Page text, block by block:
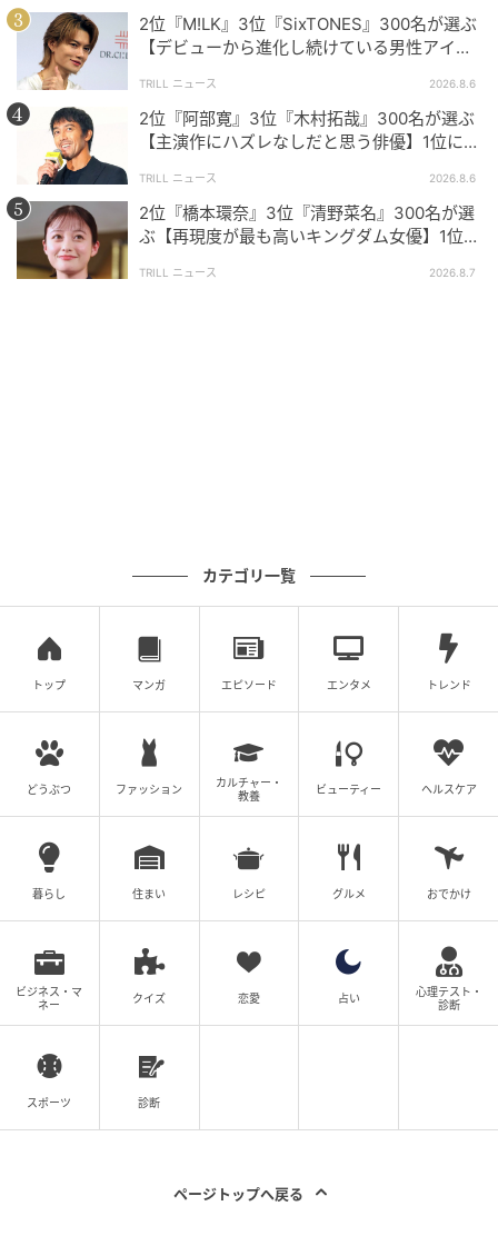
ってきました。あなた自身にも思い当たる“沼落ちエピ
ソード”はありましたか？これからも推しへの愛情は尽
きそうにありませんね。
※本記事は、自社で募集したアンケートの回答者300名
の意見を集計した結果に基づき制作しています。社会
全体の意見を代表、あるいは断定するものではないこ
とを、あらかじめご了承ください。
#1 お義姉さんたちくるって、私話したよ
ね？ ねぇ、それでも…
の記事をもっとみる
2位『M!LK』3位『SixTONES』300名が選ぶ
【デビューから進化し続けている男性アイド
TRILL ニュース 2026.8.6
2位『阿部寛』3位『木村拓哉』300名が選ぶ
【主演作にハズレなしだと思う俳優】1位に
TRILL ニュース 2026.8.6
2位『橋本環奈』3位『清野菜名』300名が選
ぶ【再現度が最も高いキングダム女優】1位に
TRILL ニュース 2026.8.7
カテゴリ一覧
トップ マンガ エピソード エンタメ トレンド
どうぶつ ファッション
カルチャー・
教養
ビューティー ヘルスケア
暮らし 住まい レシピ グルメ おでかけ
ビジネス・マ
ネー
クイズ 恋愛 占い
心理テスト・
診断
スポーツ 診断
ページトップへ戻る